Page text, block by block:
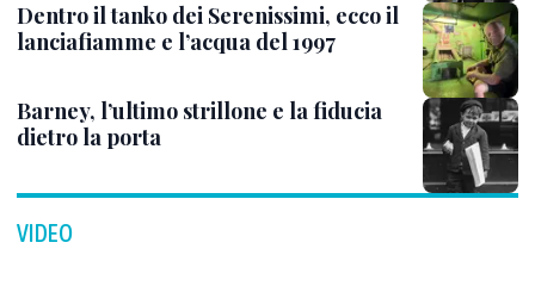
Dentro il tanko dei Serenissimi, ecco il
lanciafiamme e l’acqua del 1997
Barney, l’ultimo strillone e la fiducia
dietro la porta
VIDEO